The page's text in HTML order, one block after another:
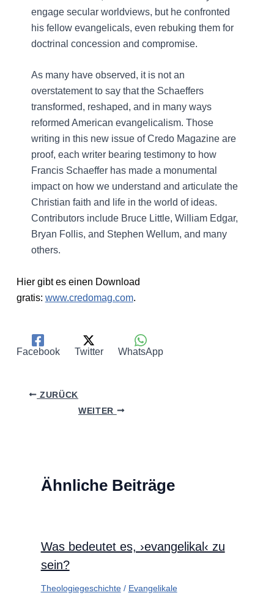
engage secular worldviews, but he confronted
his fellow evangelicals, even rebuking them for
doctrinal concession and compromise.
As many have observed, it is not an
overstatement to say that the Schaeffers
transformed, reshaped, and in many ways
reformed American evangelicalism. Those
writing in this new issue of Credo Magazine are
proof, each writer bearing testimony to how
Francis Schaeffer has made a monumental
impact on how we understand and articulate the
Christian faith and life in the world of ideas.
Contributors include Bruce Little, William Edgar,
Bryan Follis, and Stephen Wellum, and many
others.
Hier gibt es einen Download
gratis: www.credomag.com.
Facebook Twitter WhatsApp
ZURÜCK
WEITER
Ähnliche Beiträge
Was bedeutet es, ›evangelikal‹ zu
sein?
Theologiegeschichte/ Evangelikale